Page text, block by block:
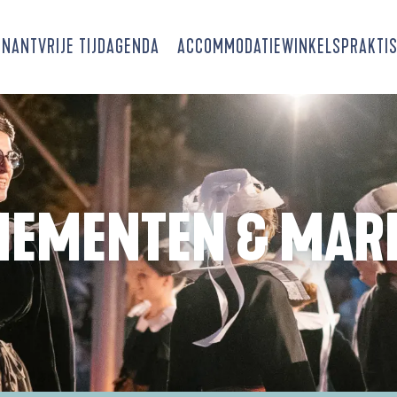
VRIJE TIJDAGENDA ACCOMMODATIEWINKELS
&